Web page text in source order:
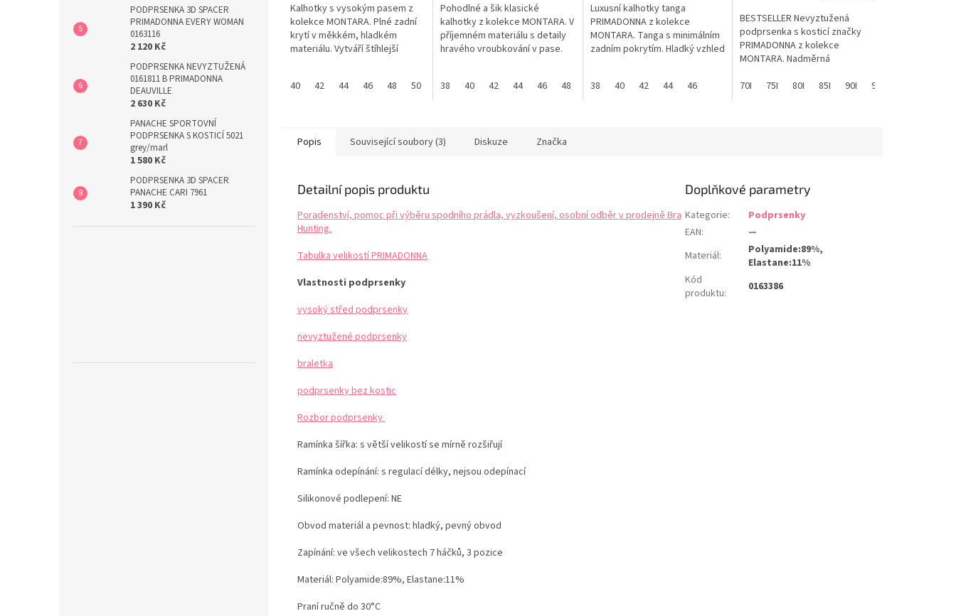
PODPRSENKA 3D SPACER
PRIMADONNA EVERY WOMAN
0163116
2 120 Kč
PODPRSENKA NEVYZTUŽENÁ
0161811 B PRIMADONNA
DEAUVILLE
2 630 Kč
PANACHE SPORTOVNÍ
PODPRSENKA S KOSTICÍ 5021
grey/marl
1 580 Kč
PODPRSENKA 3D SPACER
PANACHE CARI 7961
1 390 Kč
Kalhotky s vysokým pasem z
kolekce MONTARA. Plné zadní
krytí v měkkém, hladkém
materiálu. Vytváří štíhlejší
velikostí PRIMADONNA
40 42 44 46 48 50 52
Pohodlné a šik klasické
kalhotky z kolekce MONTARA. V
příjemném materiálu s detaily
hravého vroubkování v pase.
zadní krytí. Tabulka velikostí
38 40 42 44 46 48
Luxusní kalhotky tanga
PRIMADONNA z kolekce
MONTARA. Tanga s minimálním
zadním pokrytím. Hladký vzhled
pro ženu. Tabulka velikostí
38 40 42 44 46
BESTSELLER Nevyztužená
podprsenka s kosticí značky
PRIMADONNA z kolekce
MONTARA. Nadměrná
cíleném střihu pro pevnou
70I 75I 80I 85I 90I 95I
Popis Související soubory (3) Diskuze Značka
Detailní popis produktu
Poradenství, pomoc při výběru spodního prádla, vyzkoušení, osobní odběr v prodejně Bra
Hunting.
Tabulka velikostí PRIMADONNA
Vlastnosti podprsenky
vysoký střed podprsenky
nevyztužené podprsenky
braletka
podprsenky bez kostic
Rozbor podprsenky
Ramínka šířka: s větší velikostí se mírně rozšiřují
Ramínka odepínání: s regulací délky, nejsou odepínací
Silikonové podlepení: NE
Obvod materiál a pevnost: hladký, pevný obvod
Zapínání: ve všech velikostech 7 háčků, 3 pozice
Materiál: Polyamide:89%, Elastane:11%
Praní ručně do 30°C
Doplňkové parametry
Kategorie:
Podprsenky
EAN:
—
Materiál:
Polyamide:89%,
Elastane:11%
Kód
produktu: 0163386